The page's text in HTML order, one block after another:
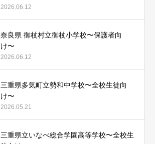
2026.06.12
奈良県 御杖村立御杖小学校〜保護者向
け〜
2026.06.12
三重県多気町立勢和中学校〜全校生徒向
け〜
2026.05.21
三重県立いなべ総合学園高等学校〜全校生